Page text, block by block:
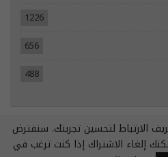
1226
656
488
انترنت:
الارتباط لتحسين تجربتك. سنفترض
إلغاء الاشتراك إذا كنت ترغب في